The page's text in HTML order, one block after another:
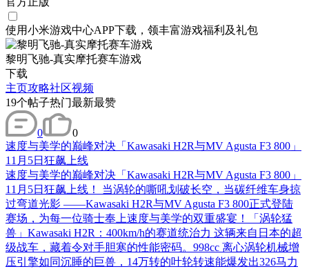
使用小米游戏中心APP下载 ，领丰富游戏福利 及礼包
黎明飞驰-真实摩托赛车游戏
下载
主页攻略社区视频
19个帖子热门最新最赞
0
0
速度与美学的巅峰对决「Kawasaki H2R与MV Agusta F3 800」
11月5日狂飙上线
速度与美学的巅峰对决「Kawasaki H2R与MV Agusta F3 800」
11月5日狂飙上线！ 当涡轮的嘶吼划破长空，当碳纤维车身掠
过弯道光影 ——Kawasaki H2R与MV Agusta F3 800正式登陆
赛场，为每一位骑士奉上速度与美学的双重盛宴！​ 「涡轮猛
兽」Kawasaki H2R：400km/h的赛道统治力​ 这辆来自日本的超
级战车，藏着令对手胆寒的性能密码。998cc 离心涡轮机械增
压引擎如同沉睡的巨兽，14万转的叶轮转速能爆发出326马力